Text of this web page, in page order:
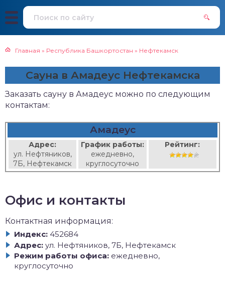
Главная » Республика Башкортостан » Нефтекамск
Сауна в Амадеус Нефтекамска
Заказать сауну в Амадеус можно по следующим
контактам:
Амадеус
Адрес:
ул. Нефтяников,
7Б, Нефтекамск
График работы:
ежедневно,
круглосуточно
Рейтинг:
Офис и контакты
Контактная информация:
Индекс: 452684
Адрес: ул. Нефтяников, 7Б, Нефтекамск
Режим работы офиса: ежедневно,
круглосуточно